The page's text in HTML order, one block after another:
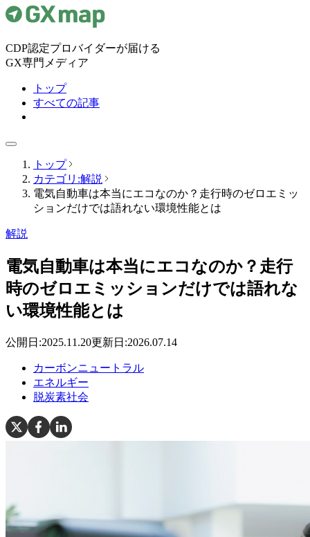
CDP認定プロバイダーが届ける
GX専門メディア
トップ
すべての記事
トップ
カテゴリ:解説
電気自動車は本当にエコなのか？走行時のゼロエミッ
ションだけでは語れない環境性能とは
解説
電気自動車は本当にエコなのか？走行
時のゼロエミッションだけでは語れな
い環境性能とは
公開日:2025.11.20更新日:2026.07.14
カーボンニュートラル
エネルギー
脱炭素社会